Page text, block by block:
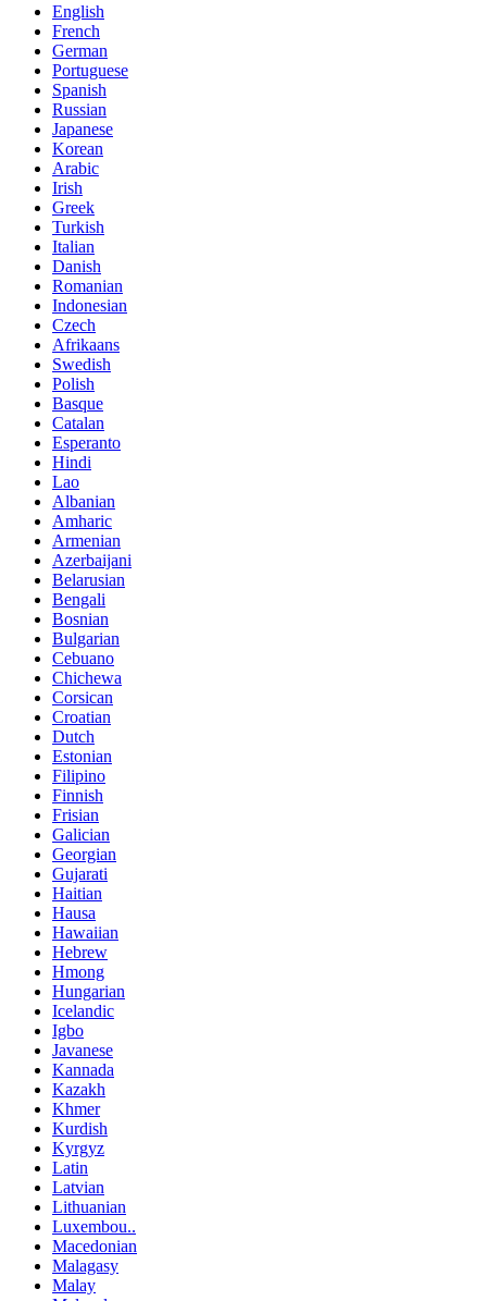
English
French
German
Portuguese
Spanish
Russian
Japanese
Korean
Arabic
Irish
Greek
Turkish
Italian
Danish
Romanian
Indonesian
Czech
Afrikaans
Swedish
Polish
Basque
Catalan
Esperanto
Hindi
Lao
Albanian
Amharic
Armenian
Azerbaijani
Belarusian
Bengali
Bosnian
Bulgarian
Cebuano
Chichewa
Corsican
Croatian
Dutch
Estonian
Filipino
Finnish
Frisian
Galician
Georgian
Gujarati
Haitian
Hausa
Hawaiian
Hebrew
Hmong
Hungarian
Icelandic
Igbo
Javanese
Kannada
Kazakh
Khmer
Kurdish
Kyrgyz
Latin
Latvian
Lithuanian
Luxembou..
Macedonian
Malagasy
Malay